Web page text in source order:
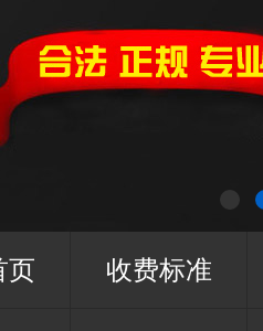
页 收费标准